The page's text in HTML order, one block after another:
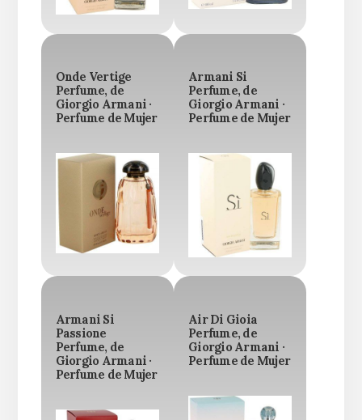
Onde Vertige
Perfume, de
Giorgio Armani ·
Perfume de Mujer
Armani Si
Perfume, de
Giorgio Armani ·
Perfume de Mujer
Armani Si
Passione
Perfume, de
Giorgio Armani ·
Perfume de Mujer
Air Di Gioia
Perfume, de
Giorgio Armani ·
Perfume de Mujer